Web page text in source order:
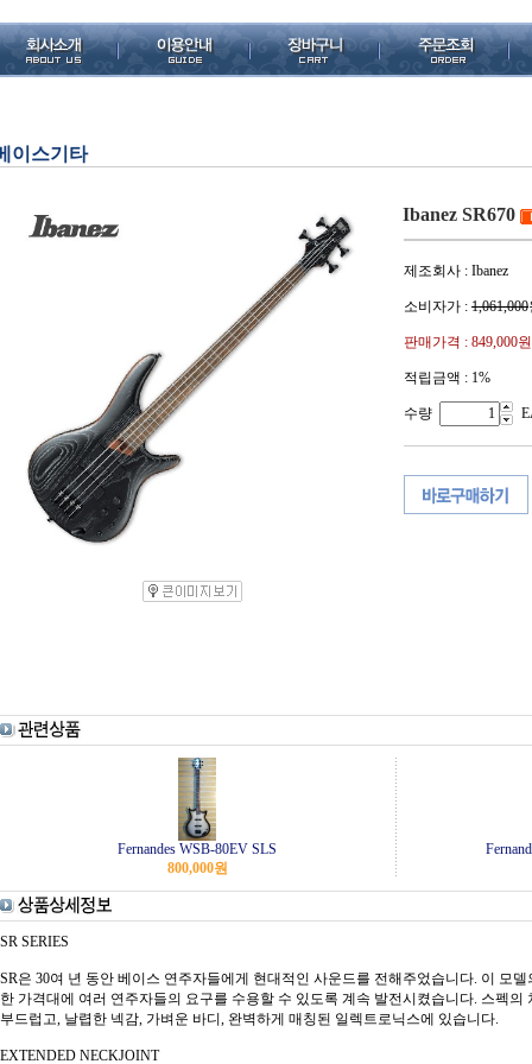
이스기타
Ibanez SR670
제조회사 : Ibanez
소비자가 : 1,061,000
판매가격 : 849,000원
적립금액 : 1%
수량
Fernandes WSB-80EV SLS
800,000원
SR SERIES
SR은 30여 년 동안 베이스 연주자들에게 현대적인 사운드를 전해주었습니다. 이 모
한 가격대에 여러 연주자들의 요구를 수용할 수 있도록 계속 발전시켰습니다. 스펙의
부드럽고, 날렵한 넥감, 가벼운 바디, 완벽하게 매칭된 일렉트로닉스에 있습니다.
EXTENDED NECKJOINT